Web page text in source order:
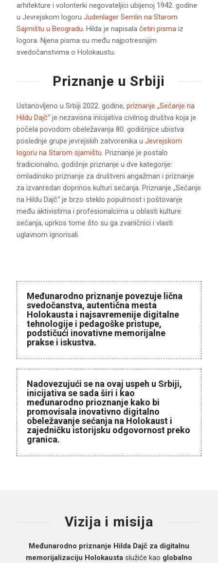
arhitekture i volonterki negovateljici ubijenoj 1942. godine
u Jevrejskom logoru Judenlager Semlin na Starom
Sajmištu u Beogradu. Hilda je napisala četiri pismaiz
logora. Njena pisma su među najpotresnijim
svedočanstvima o Holokaustu.
Priznanje u Srbiji
Ustanovljeno u Srbiji 2022. godine, priznanje „Sećanje na
Hildu Dajč“je nezavisna inicijativa civilnog društva koja je
počela povodom obeležavanja 80. godišnjice ubistva
poslednje grupe jevrejskih zatvorenika u Jevrejskom
logoru na Starom sjamištu. Priznanje je postalo
tradicionalno, godišnje priznanje u dve kategorije:
omladinsko priznanje za društveni angažman i priznanje
za izvanredan doprinos kulturi sećanja. Priznanje „Sećanje
na Hildu Dajč“ je brzo steklo populrnost i poštovanje
među aktivistima i profesionalcima u oblasti kulture
sećanja, uprkos tome što su ga zvaničnici i vlasti
uglavnom ignorisali.
Međunarodno priznanje povezuje lična
svedočanstva, autentična mesta
Holokausta i najsavremenije digitalne
tehnologije i pedagoške pristupe,
podstičući inovativne memorijalne
prakse i iskustva.
Nadovezujući se na ovaj uspeh u Srbiji,
inicijativa se sada širi i kao
međunarodno prioznanje kako bi
promovisala inovativno digitalno
obeležavanje sećanja na Holokaust i
zajedničku istorijsku odgovornost preko
granica.
Vizija i misija
Međunarodno priznanje Hilda Dajč za digitalnu
memorijalizaciju Holokaustaslužiće kao globalno